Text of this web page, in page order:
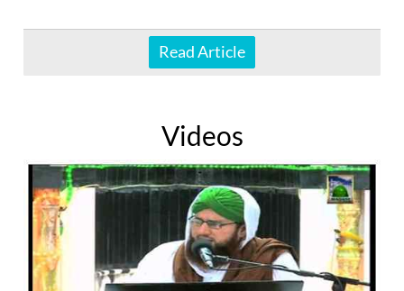
Read Article
Videos